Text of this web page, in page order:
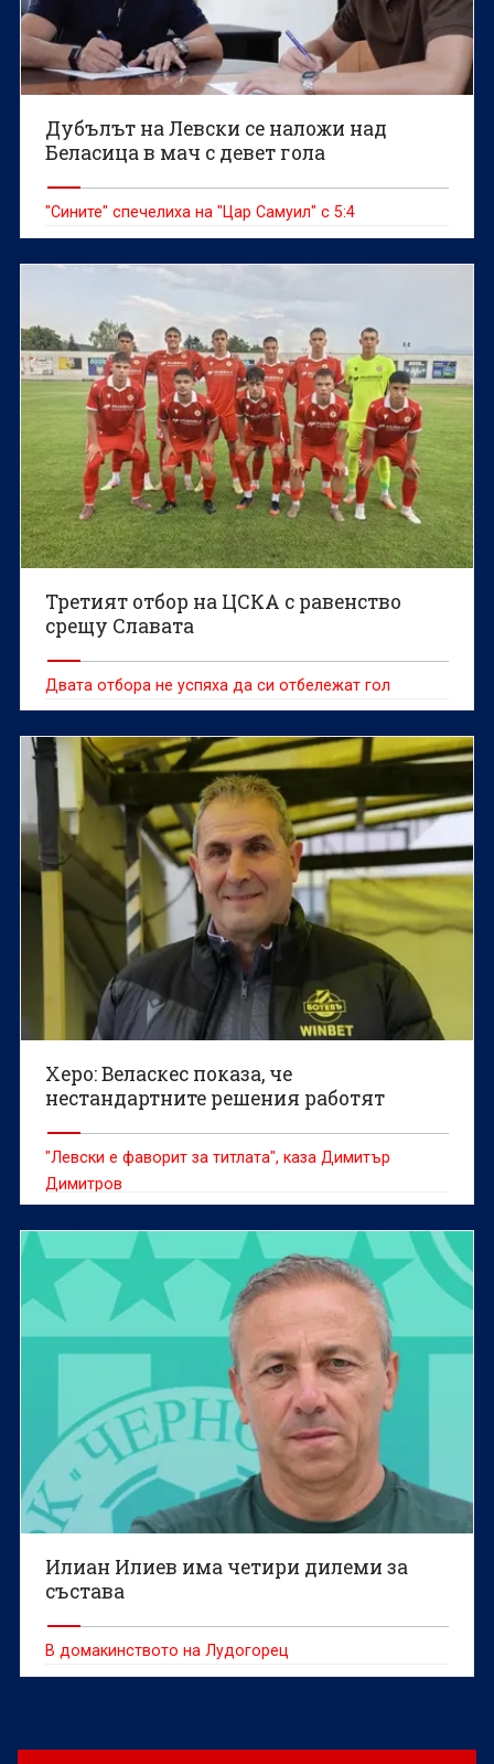
Дубълът на Левски се наложи над
Беласица в мач с девет гола
"Сините" спечелиха на "Цар Самуил" с 5:4
Третият отбор на ЦСКА с равенство
срещу Славата
Двата отбора не успяха да си отбележат гол
Херо: Веласкес показа, че
нестандартните решения работят
"Левски е фаворит за титлата", каза Димитър
Димитров
Илиан Илиев има четири дилеми за
състава
В домакинството на Лудогорец